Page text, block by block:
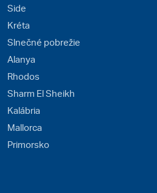
Side
Kréta
Slnečné pobrežie
Alanya
Rhodos
Sharm El Sheikh
Kalábria
Mallorca
Primorsko